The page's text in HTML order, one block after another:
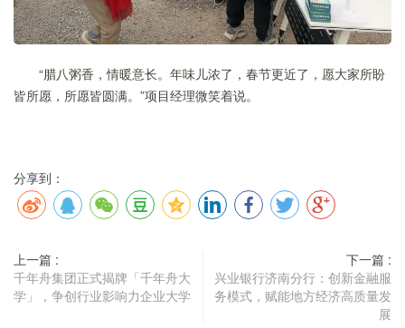
“腊八粥香，情暖意长。年味儿浓了，春节更近了，愿大家所盼
皆所愿，所愿皆圆满。”项目经理微笑着说。
分享到：
上一篇 :
千年舟集团正式揭牌「千年舟大
学」，争创行业影响力企业大学
下一篇 :
兴业银行济南分行：创新金融服
务模式，赋能地方经济高质量发
展